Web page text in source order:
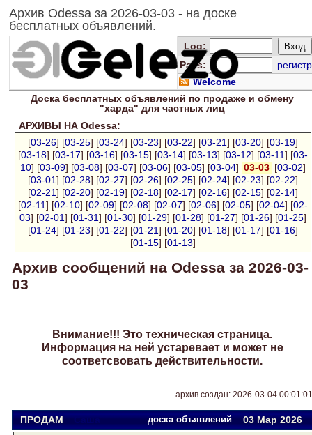
Архив Odessa за 2026-03-03 - на доске
бесплатных объявлений.
Log:
Pass:
регистр
Welcome
Доска бесплатныхобъявлений по продаже и обмену
"харда" для частных лиц
АРХИВЫ НА Odessa:
[03-26] [03-25] [03-24] [03-23] [03-22] [03-21] [03-20] [03-19]
[03-18] [03-17] [03-16] [03-15] [03-14] [03-13] [03-12] [03-11] [03-
10] [03-09] [03-08] [03-07] [03-06] [03-05] [03-04] 03-03 [03-02]
[03-01] [02-28] [02-27] [02-26] [02-25] [02-24] [02-23] [02-22]
[02-21] [02-20] [02-19] [02-18] [02-17] [02-16] [02-15] [02-14]
[02-11] [02-10] [02-09] [02-08] [02-07] [02-06] [02-05] [02-04] [02-
03] [02-01] [01-31] [01-30] [01-29] [01-28] [01-27] [01-26] [01-25]
[01-24] [01-23] [01-22] [01-21] [01-20] [01-18] [01-17] [01-16]
[01-15] [01-13]
Архив сообщений на Odessa за 2026-03-
03
Внимание!!! Это техническая страница.
Информация на ней устаревает и может не
соответсвовать действительности.
архив создан: 2026-03-04 00:01:01
ПРОДАМ Саша доска объявлений 03 Мар2026